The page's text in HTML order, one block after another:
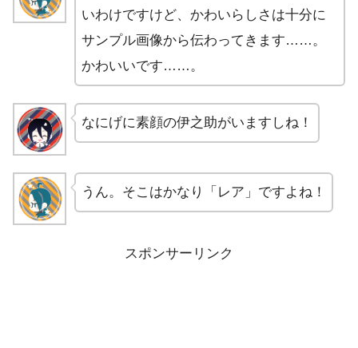
いわけですけど、かわいらしさは十分に
サンプル画像から伝わってきます……。
かわいいです……。
なにげに素顔の伊之助がいますしね！
うん。そこはかなり「レア」ですよね！
スポンサーリンク